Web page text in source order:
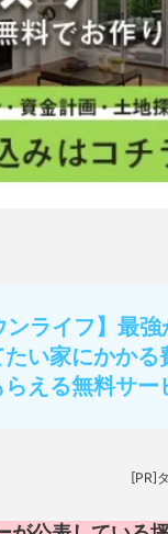
ンライフ】最
い家にかかる
える無料サー
[PR]